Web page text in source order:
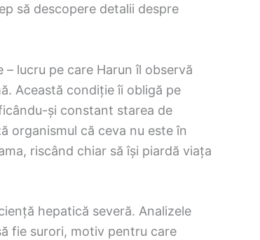
să descopere detalii despre
lucru pe care Harun îl observă
Această condiție îi obligă pe
și constant starea de
organismul că ceva nu este în
riscând chiar să își piardă viața
hepatică severă. Analizele
fie surori, motiv pentru care